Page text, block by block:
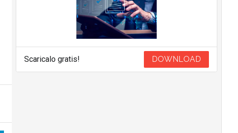
Scaricalo gratis! DOWNLOAD